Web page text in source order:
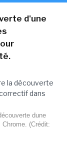
d'une
dune
Chrome. (Crédit: